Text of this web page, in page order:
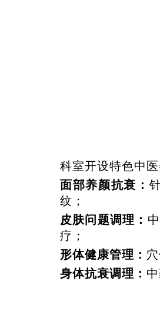
科室开设特色中
面部养颜抗衰：
纹；
皮肤问题调理：
疗；
形体健康管理：
身体抗衰调理：